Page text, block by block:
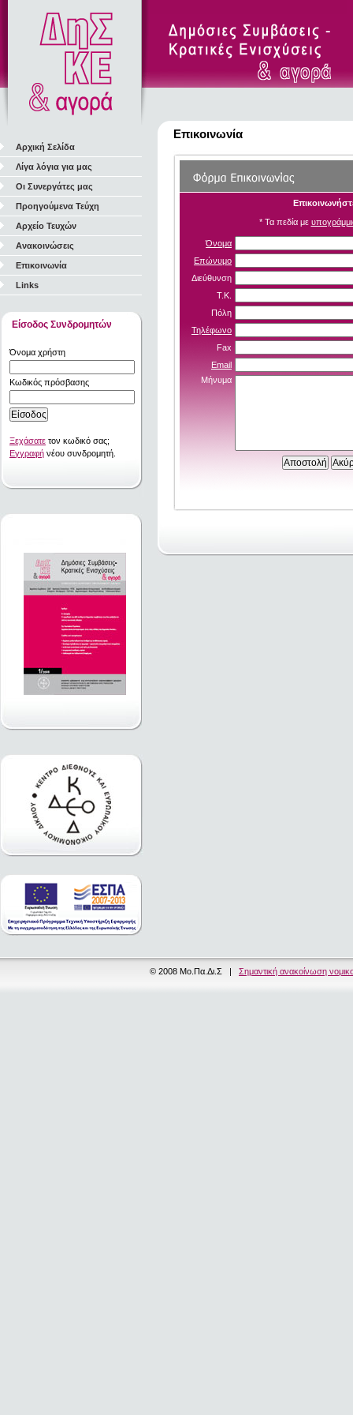
Αρχική Σελίδα
Λίγα λόγια για μας
Οι Συνεργάτες μας
Προηγούμενα Τεύχη
Αρχείο Τευχών
Ανακοινώσεις
Επικοινωνία
Links
Είσοδος Συνδρομητών
Όνομα χρήστη
Κωδικός πρόσβασης
Ξεχάσατε τον κωδικό σας;
Εγγραφή νέου συνδρομητή.
Επικοινωνία
* Τα πεδία με
Όνομα
Επώνυμο
Διεύθυνση
Τ.Κ.
Πόλη
Τηλέφωνο
Fax
Email
Μήνυμα
© 2008 Μο.Πα.Δι.Σ | Σημαντική ανακοίνωση